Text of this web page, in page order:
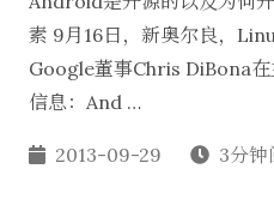
素 9月16日，新奥尔良，
Google董事Chris DiBona
信息：And …
2013-09-29 3分钟